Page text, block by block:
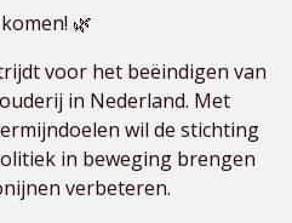
🌿
voor het beëindigen van
in Nederland. Met
wil de stichting
in beweging brengen
verbeteren.